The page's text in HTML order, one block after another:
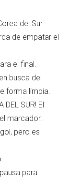
del Sur
de empatar el
el final.
busca del
forma limpia.
DEL SUR! El
marcador.
pero es
para